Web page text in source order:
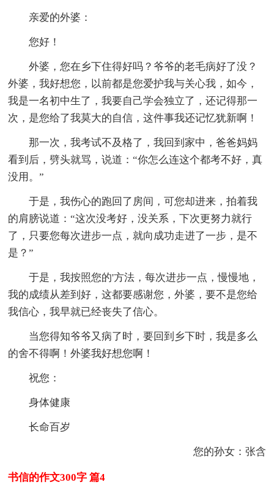
亲爱的外婆：
您好！
外婆，您在乡下住得好吗？爷爷的老毛病好了没？
外婆，我好想您，以前都是您爱护我与关心我，如今，
我是一名初中生了，我要自己学会独立了，还记得那一
次，是您给了我莫大的自信，这件事我还记忆犹新啊！
那一次，我考试不及格了，我回到家中，爸爸妈妈
看到后，劈头就骂，说道：“你怎么连这个都考不好，真
没用。”
于是，我伤心的跑回了房间，可您却进来，拍着我
的肩膀说道：“这次没考好，没关系，下次更努力就行
了，只要您每次进步一点，就向成功走进了一步，是不
是？”
于是，我按照您的'方法，每次进步一点，慢慢地，
我的成绩从差到好，这都要感谢您，外婆，要不是您给
我信心，我早就已经丧失了信心。
当您得知爷爷又病了时，要回到乡下时，我是多么
的舍不得啊！外婆我好想您啊！
祝您：
身体健康
长命百岁
您的孙女：张含
书信的作文300字 篇4